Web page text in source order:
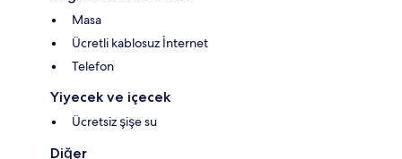
Masa
Ücretli kablosuz İnternet
Telefon
Yiyecek ve içecek
Ücretsiz şişe su
Diğer